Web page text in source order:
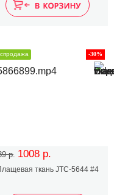
р. 1008 р.
-30%
ткань JTC-5644 #4